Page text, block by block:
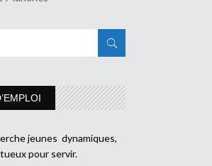
jeunes dynamiques,
pour servir.